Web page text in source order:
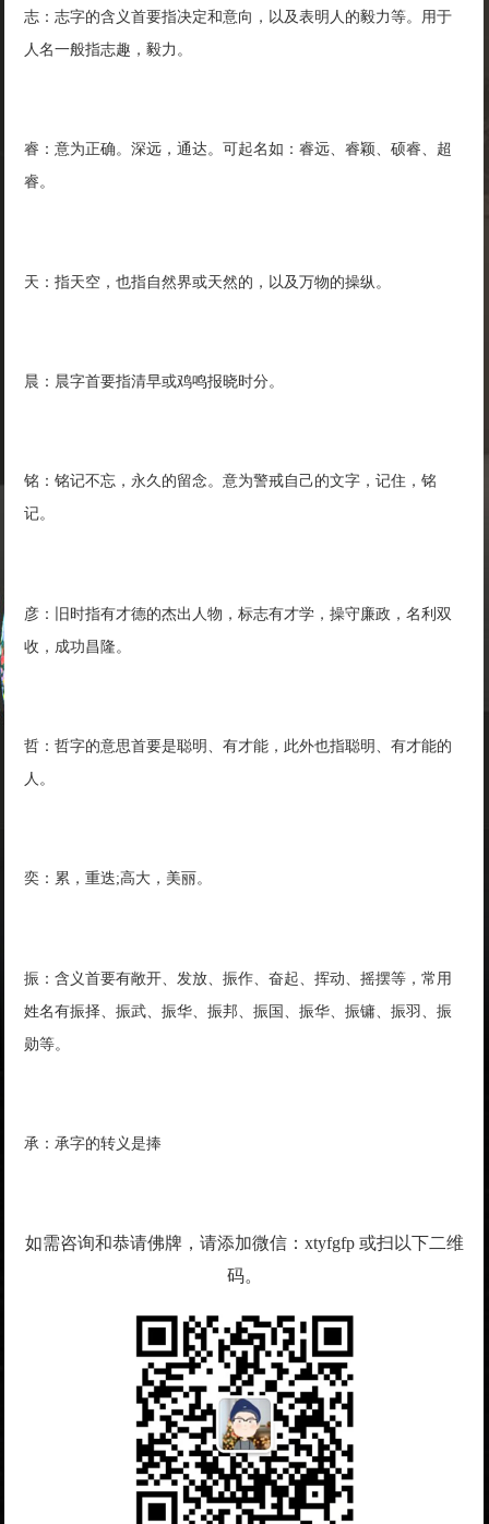
志：志字的含义首要指决定和意向，以及表明人的毅力等。用于
人名一般指志趣，毅力。
睿：意为正确。深远，通达。可起名如：睿远、睿颖、硕睿、超
睿。
天：指天空，也指自然界或天然的，以及万物的操纵。
晨：晨字首要指清早或鸡鸣报晓时分。
铭：铭记不忘，永久的留念。意为警戒自己的文字，记住，铭
记。
彦：旧时指有才德的杰出人物，标志有才学，操守廉政，名利双
收，成功昌隆。
哲：哲字的意思首要是聪明、有才能，此外也指聪明、有才能的
人。
奕：累，重迭;高大，美丽。
振：含义首要有敞开、发放、振作、奋起、挥动、摇摆等，常用
姓名有振择、振武、振华、振邦、振国、振华、振镛、振羽、振
勋等。
承：承字的转义是捧
如需咨询和恭请佛牌，请添加微信：xtyfgfp 或扫以下二维
码。